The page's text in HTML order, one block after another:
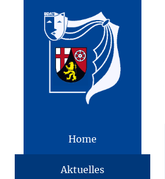
Home
Aktuelles